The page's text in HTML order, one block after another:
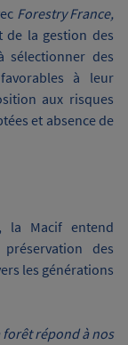
Forestry France,
de la gestion des
sélectionner des
à leur
aux risques
et absence de
la Macif entend
des
les générations
forêt répond à nos